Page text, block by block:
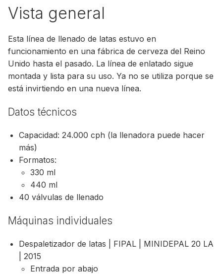
Vista general
Esta línea de llenado de latas estuvo en
funcionamiento en una fábrica de cerveza del Reino
Unido hasta el pasado. La línea de enlatado sigue
montada y lista para su uso. Ya no se utiliza porque se
está invirtiendo en una nueva línea.
Datos técnicos
Capacidad: 24.000 cph (la llenadora puede hacer
más)
Formatos:
330 ml
440 ml
40 válvulas de llenado
Máquinas individuales
Despaletizador de latas | FIPAL | MINIDEPAL 20 LA
| 2015
Entrada por abajo